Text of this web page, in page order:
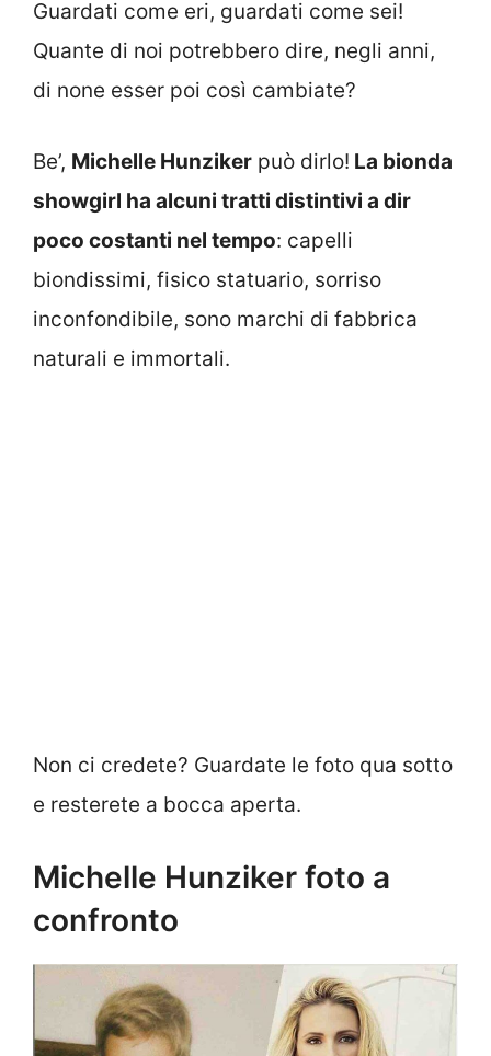
Guardati come eri, guardati come sei!
Quante di noi potrebbero dire, negli anni,
di none esser poi così cambiate?
Be’, Michelle Hunziker può dirlo! La bionda
showgirl ha alcuni tratti distintivi a dir
poco costanti nel tempo: capelli
biondissimi, fisico statuario, sorriso
inconfondibile, sono marchi di fabbrica
naturali e immortali.
Non ci credete? Guardate le foto qua sotto
e resterete a bocca aperta.
Michelle Hunziker foto a
confronto